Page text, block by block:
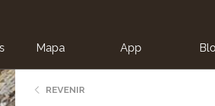
Mapa App
REVENIR